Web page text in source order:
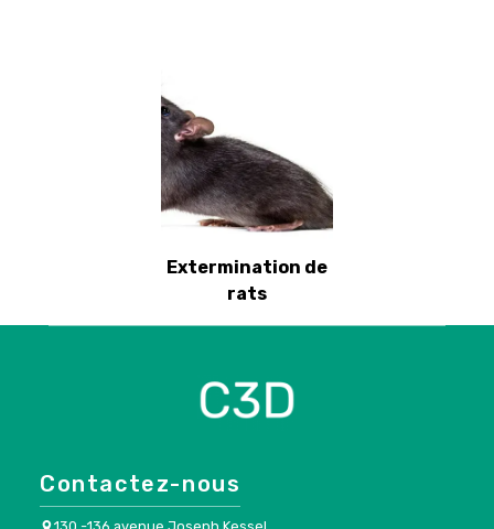
Extermination de
rats
Contactez-nous